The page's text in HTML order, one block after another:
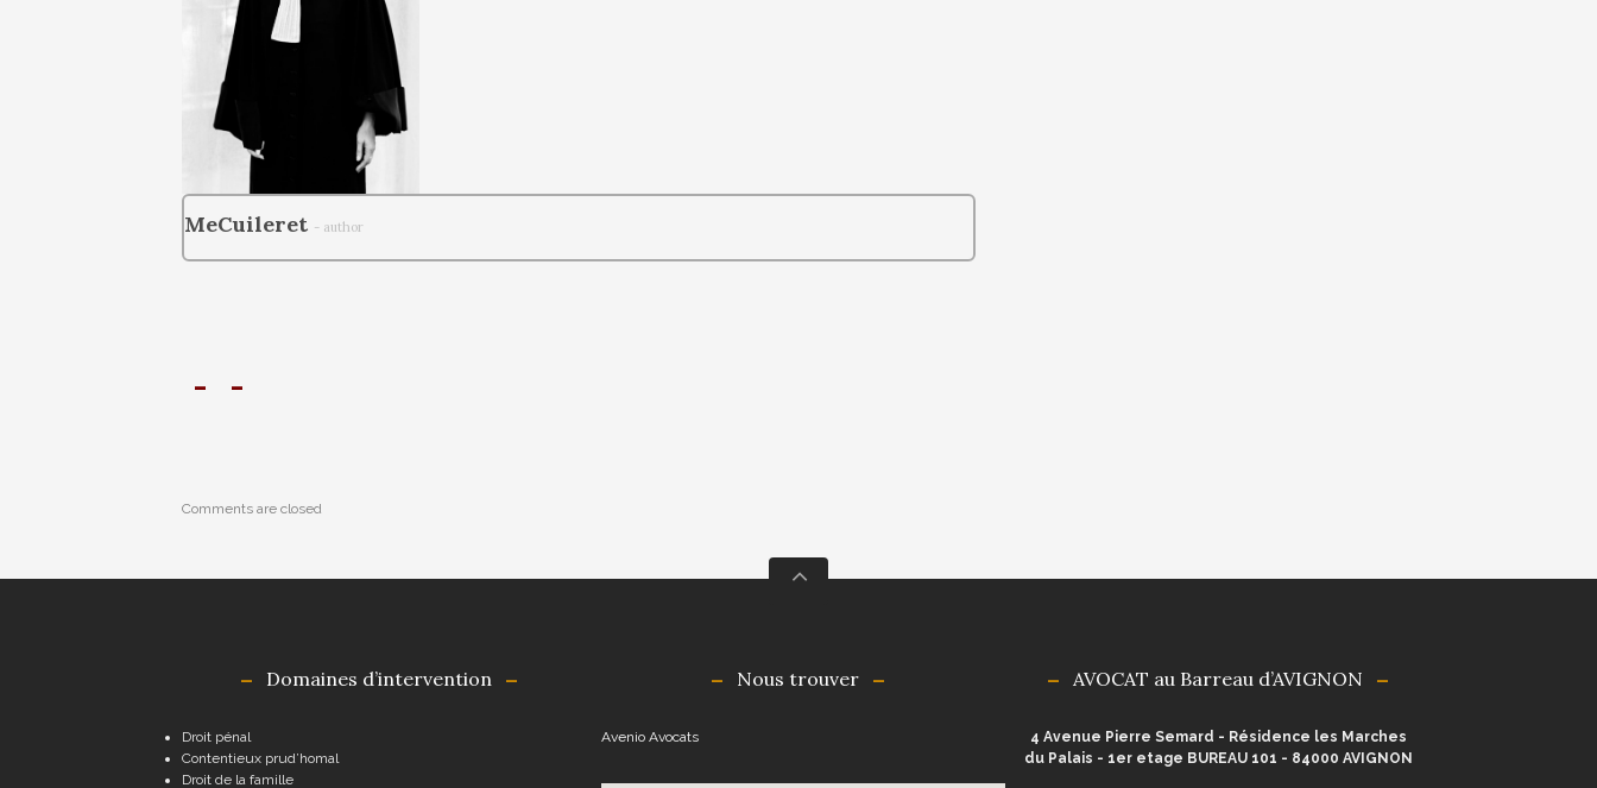
MeCuileret - author
Comments are closed
Domaines d’intervention
Droit pénal
Contentieux prud’homal
Droit de la famille
Nous trouver
Avenio Avocats
AVOCAT au Barreau d’AVIGNON
4 Avenue Pierre Semard - Résidence les Marches
du Palais - 1er etage BUREAU 101 - 84000 AVIGNON